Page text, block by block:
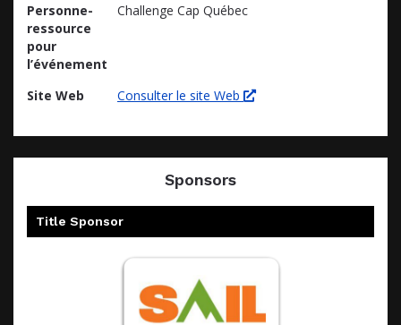
Personne-
ressource
pour
l’événement
Challenge Cap Québec
Site Web Consulter le site Web
Sponsors
Title Sponsor